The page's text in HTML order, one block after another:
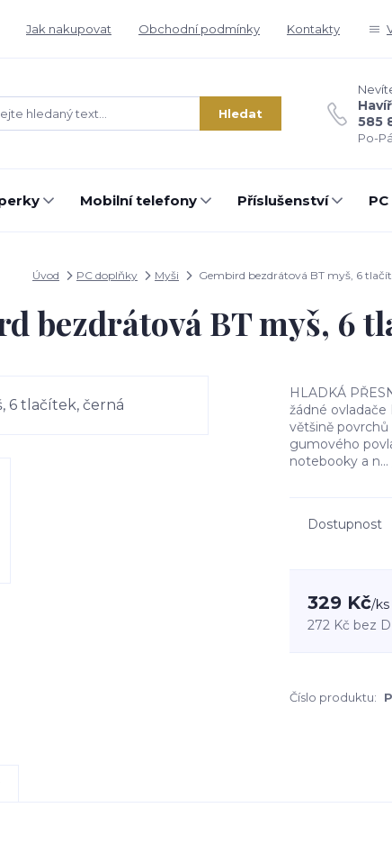
Jak nakupovat Obchodní podmínky Kontakty
Hledat
585
Po-
Mobilní telefony Příslušenství
Úvod PC doplňky Myši Gembird bezdrátová BT myš, 6
bezdrátová BT myš, 6
HLADKÁ
žádné
většině
gumového
notebooky a n...
Dostupnost
329 Kč/ks
272 Kč bez
Číslo produktu: